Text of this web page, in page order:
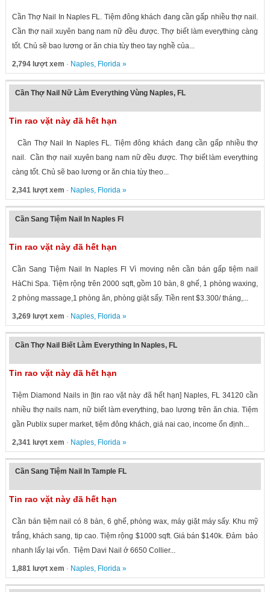
Cần Thợ Nail In Naples FL. Tiệm đông khách đang cần gấp nhiều thợ nail.
Cần thợ nail xuyên bang nam nữ đều được. Thợ biết làm everything càng
tốt. Chủ sẽ bao lương or ăn chia tùy theo tay nghề của...
2,794 lượt xem · Naples, Florida»
Cần Thợ Nail Nữ Làm Everything Vùng Naples, FL
Tin rao vặt này đã hết hạn
Cần Thợ Nail In Naples FL. Tiệm đông khách đang cần gấp nhiều thợ
nail. Cần thợ nail xuyên bang nam nữ đều được. Thợ biết làm everything
càng tốt. Chủ sẽ bao lương or ăn chia tùy theo...
2,341 lượt xem · Naples, Florida»
Cần Sang Tiệm Nail In Naples Fl
Tin rao vặt này đã hết hạn
Cần Sang Tiệm Nail In Naples Fl Vì moving nên cần bán gấp tiệm nail
HàChi Spa. Tiệm rộng trên 2000 sqft, gồm 10 bàn, 8 ghế, 1 phòng waxing,
2 phòng massage,1 phòng ăn, phòng giặt sấy. Tiền rent $3.300/ tháng,...
3,269 lượt xem · Naples, Florida»
Cần Thợ Nail Biết Làm Everything In Naples, FL
Tin rao vặt này đã hết hạn
Tiệm Diamond Nails in [tin rao vặt này đã hết hạn] Naples, FL 34120 cần
nhiều thợ nails nam, nữ biết làm everything, bao lương trên ăn chia. Tiệm
gần Publix super market, tiệm đông khách, giá nai cao, income ổn định...
2,341 lượt xem · Naples, Florida»
Cần Sang Tiệm Nail In Tample FL
Tin rao vặt này đã hết hạn
Cần bán tiệm nail có 8 bàn, 6 ghế, phòng wax, máy giặt máy sấy. Khu mỹ
trắng, khách sang, tip cao. Tiệm rộng $1000 sqft. Giá bán $140k. Đảm bảo
nhanh lấy lại vốn. Tiệm Davi Nail ở 6650 Collier...
1,881 lượt xem · Naples, Florida»